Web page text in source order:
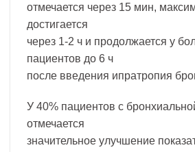
отмечается через 15 мин,
достигается
через 1-2 ч и продолжается у
пациентов до 6 ч
после введения ипратропия
У 40% пациентов с
отмечается
значительное улучшение